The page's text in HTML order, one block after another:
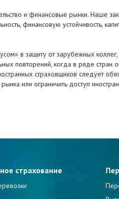
и финансовые рынки. Наше
финансовую устойчивость,
в защиту от зарубежных
повторений, когда в ряде
страховщиков следует
или ограничить доступ
страхование